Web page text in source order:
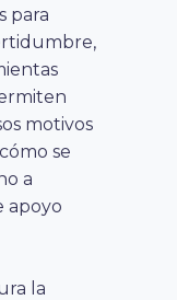
para
motivos
se
a
apoyo
la